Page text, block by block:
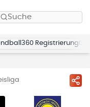
Suche
Registrierung